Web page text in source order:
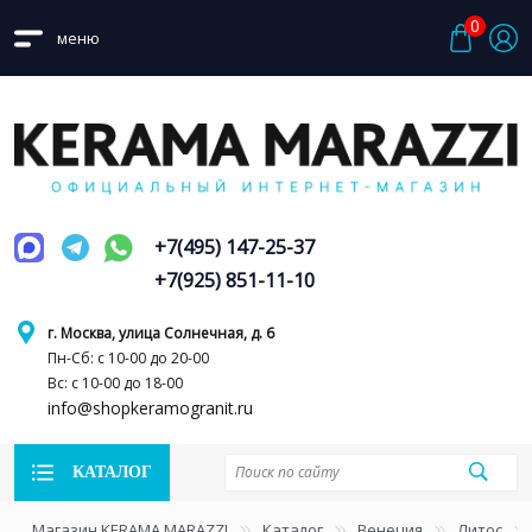
меню
0
г. Москва, улица Солнечная, д. 6
Пн-Сб: с 10-00 до 20-00
Вс: с 10-00 до 18-00
info@shopkeramogranit.ru
+7(495) 147-25-37
+7(925) 851-11-10
КАТАЛОГ